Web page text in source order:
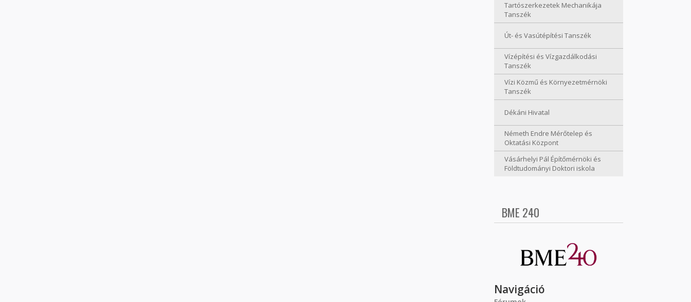
Tartószerkezetek Mechanikája
Tanszék
Út- és Vasútépítési Tanszék
Vízépítési és Vízgazdálkodási
Tanszék
Vízi Közmű és Környezetmérnöki
Tanszék
Dékáni Hivatal
Németh Endre Mérőtelep és
Oktatási Központ
Vásárhelyi Pál Építőmérnöki és
Földtudományi Doktori iskola
BME 240
Navigáció